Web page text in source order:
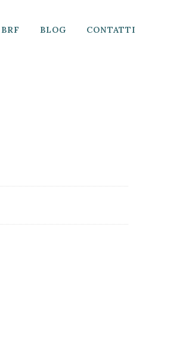
BRF BLOG CONTATTI